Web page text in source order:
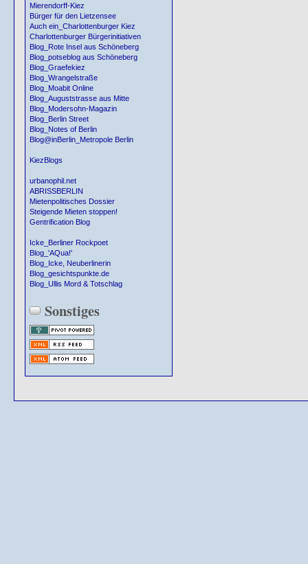
Mierendorff-Kiez
Bürger für den Lietzensee
Auch ein_Charlottenburger Kiez
Charlottenburger Bürgerinitiativen
Blog_Rote Insel aus Schöneberg
Blog_potseblog aus Schöneberg
Blog_Graefekiez
Blog_Wrangelstraße
Blog_Moabit Online
Blog_Auguststrasse aus Mitte
Blog_Modersohn-Magazin
Blog_Berlin Street
Blog_Notes of Berlin
Blog@inBerlin_Metropole Berlin
KiezBlogs
urbanophil.net
ABRISSBERLIN
Mietenpolitisches Dossier
Steigende Mieten stoppen!
Gentrification Blog
Icke_Berliner Rockpoet
Blog_'AQua!'
Blog_Icke, Neuberlinerin
Blog_gesichtspunkte.de
Blog_Ullis Mord & Totschlag
Sonstiges